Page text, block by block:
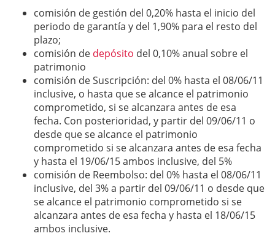
comisión de gestión del 0,20% hasta el inicio del
periodo de garantía y del 1,90% para el resto del
plazo;
comisión de depósito del 0,10% anual sobre el
patrimonio
comisión de Suscripción: del 0% hasta el 08/06/11
inclusive, o hasta que se alcance el patrimonio
comprometido, si se alcanzara antes de esa
fecha. Con posterioridad, y partir del 09/06/11 o
desde que se alcance el patrimonio
comprometido si se alcanzara antes de esa fecha
y hasta el 19/06/15 ambos inclusive, del 5%
comisión de Reembolso: del 0% hasta el 08/06/11
inclusive, del 3% a partir del 09/06/11 o desde que
se alcance el patrimonio comprometido si se
alcanzara antes de esa fecha y hasta el 18/06/15
ambos inclusive.